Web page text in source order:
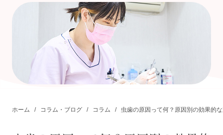
診療案内
保険外治療費
スタッフ紹介
ホーム コラム・ブログ コラム 虫歯の原因って何？原因別の効果的